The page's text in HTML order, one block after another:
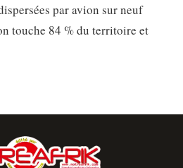
par avion sur neuf
touche 84 % du territoire et